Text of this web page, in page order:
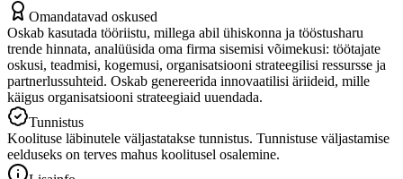
Omandatavad oskused
Oskab kasutada tööriistu, millega abil ühiskonna ja tööstusharu
trende hinnata, analüüsida oma firma sisemisi võimekusi: töötajate
oskusi, teadmisi, kogemusi, organisatsiooni strateegilisi ressursse ja
partnerlussuhteid. Oskab genereerida innovaatilisi äriideid, mille
käigus organisatsiooni strateegiaid uuendada.
Tunnistus
Koolituse läbinutele väljastatakse tunnistus. Tunnistuse väljastamise
eelduseks on terves mahus koolitusel osalemine.